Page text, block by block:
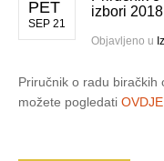
PET
SEP 21
izbori
Objavljeno u
Priručnik o radu biračkih
možete pogledati OVDJE